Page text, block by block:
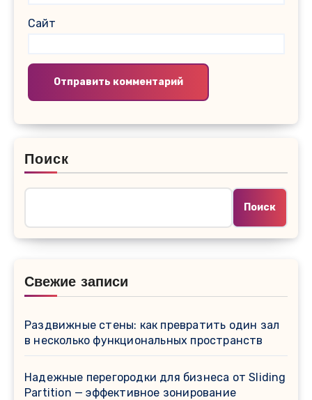
Сайт
Поиск
Поиск
Свежие записи
Раздвижные стены: как превратить один зал
в несколько функциональных пространств
Надежные перегородки для бизнеса от Sliding
Partition — эффективное зонирование